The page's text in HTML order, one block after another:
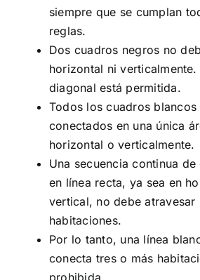
siempre que se cumplan
reglas.
Dos cuadros negros no
horizontal ni verticalmente.
diagonal está permitida.
Todos los cuadros blancos
conectados en una única
horizontal o verticalmente.
Una secuencia continua
en línea recta, ya sea en
vertical, no debe atravesar
habitaciones.
Por lo tanto, una línea
conecta tres o más